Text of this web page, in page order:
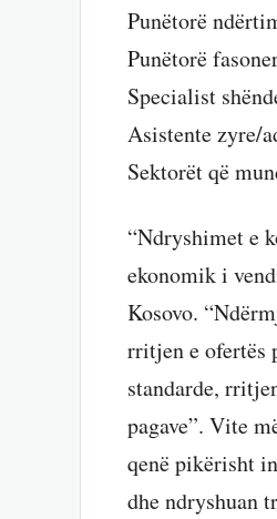
Punëtorë
Punëtorë
Specialist
Asistente zyre/
Sektorët që
“Ndryshimet e
ekonomik i
Kosovo.
rritjen e ofertës
standarde,
pagave”. Vite
qenë pikërisht
dhe ndryshuan